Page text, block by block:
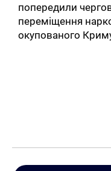
попередили
переміщення
окупованого